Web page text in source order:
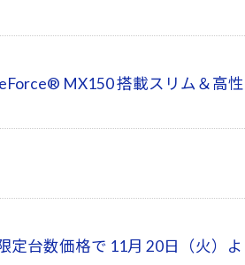
MX150 搭載スリム＆高性
定台数価格で 11月 20日（火）よ